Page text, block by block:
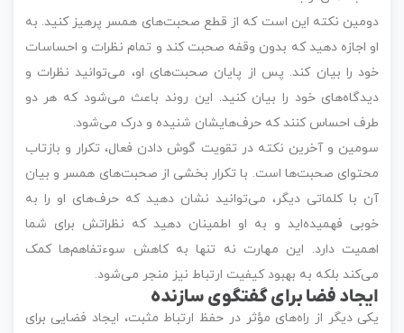
دومین نکته این است که از قطع صحبت‌های همسر پرهیز کنید. به
او اجازه دهید که بدون وقفه صحبت کند و تمام نظرات و احساسات
خود را بیان کند. پس از پایان صحبت‌های او، می‌توانید نظرات و
دیدگاه‌های خود را بیان کنید. این روند باعث می‌شود که هر دو
طرف احساس کنند که حرف‌هایشان شنیده و درک می‌شود.
سومین و آخرین نکته در تقویت گوش دادن فعال، تکرار و بازتاب
محتوای صحبت‌ها است. با تکرار بخشی از صحبت‌های همسر و بیان
آن با کلماتی دیگر، می‌توانید نشان دهید که حرف‌های او را به
خوبی فهمیده‌اید و به او اطمینان دهید که نظراتش برای شما
اهمیت دارد. این مهارت نه تنها به کاهش سوءتفاهم‌ها کمک
می‌کند بلکه به بهبود کیفیت ارتباط نیز منجر می‌شود.
ایجاد فضا برای گفتگوی سازنده
یکی دیگر از راه‌های مؤثر در حفظ ارتباط مثبت، ایجاد فضایی برای